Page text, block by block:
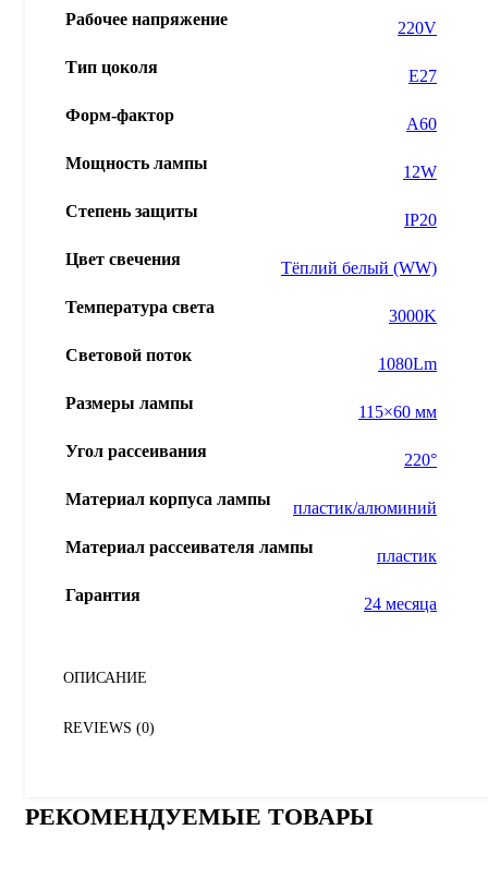
Рабочее напряжение 220V
Тип цоколя Е27
Форм-фактор А60
Мощность лампы 12W
Степень защиты IP20
Цвет свечения Тёплий белый (WW)
Температура света 3000K
Световой поток 1080Lm
Размеры лампы 115×60 мм
Угол рассеивания 220°
Материал корпуса лампы пластик/алюминий
Материал рассеивателя лампы пластик
Гарантия 24 месяца
ОПИСАНИЕ
REVIEWS (0)
РЕКОМЕНДУЕМЫЕ ТОВАРЫ